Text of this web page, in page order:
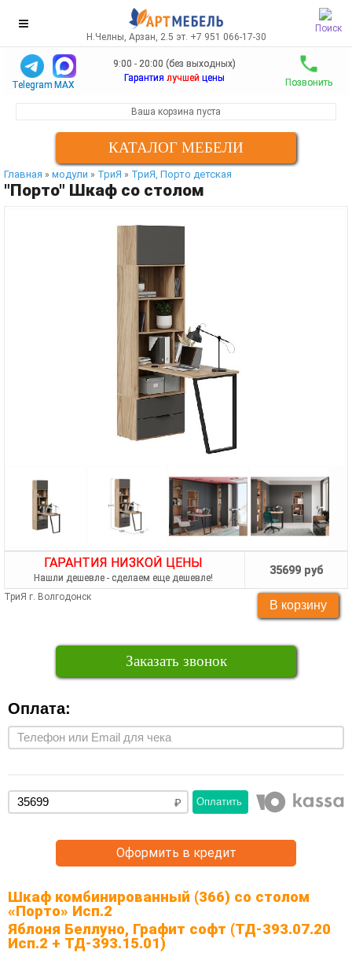
Поиск
Н.Челны, Арзан, 2.5 эт. +7 951 066-17-30
Telegram MAX
9:00 - 20:00 (без выходных)
Гарантия лучшей цены Позвонить
Ваша корзина пуста
КАТАЛОГ МЕБЕЛИ
Главная » модули » ТриЯ » ТриЯ, Порто детская
"Порто" Шкаф со столом
ГАРАНТИЯ НИЗКОЙ ЦЕНЫ
Нашли дешевле - сделаем еще дешевле!
35699 руб
ТриЯ г. Волгодонск
Заказать звонок
Оплата:
Оплатить
Оформить в кредит
Шкаф комбинированный (366) со столом
«Порто» Исп.2
Яблоня Беллуно, Графит софт (ТД-393.07.20
Исп.2 + ТД-393.15.01)